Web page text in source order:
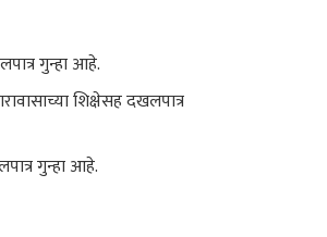
गुन्हा आहे.
शिक्षेसह दखलपात्र
गुन्हा आहे.